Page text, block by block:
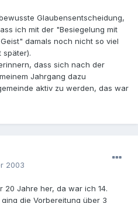
Glaubensentscheidung,
ich mit der "Besiegelung mit
damals noch nicht so viel
später).
dass sich nach der
Jahrgang dazu
aktiv zu werden, das war
2003
20 Jahre her, da war ich 14.
die Vorbereitung über 3